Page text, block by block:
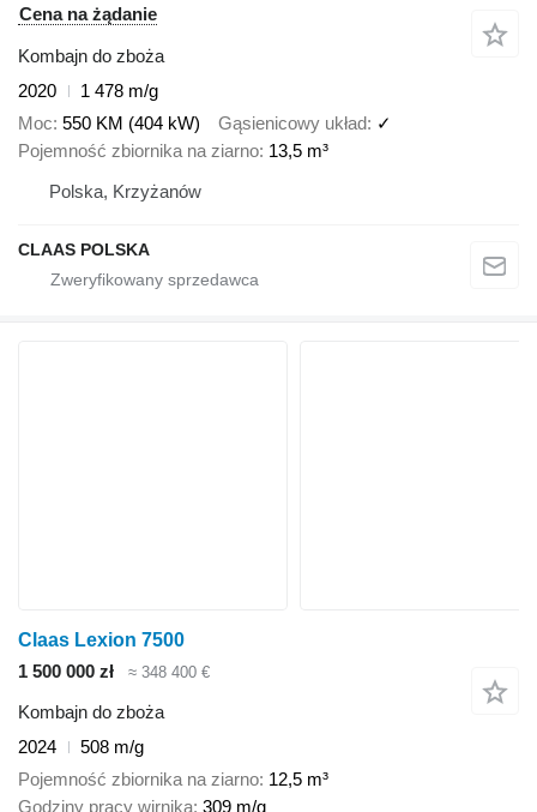
Cena na żądanie
Kombajn do zboża
2020
1 478 m/g
Moc 550 KM (404 kW) Gąsienicowy układ ✓
Pojemność zbiornika na ziarno 13,5 m³
Polska, Krzyżanów
CLAAS POLSKA
Claas Lexion 7500
1 500 000 zł
≈ 348 400 €
Kombajn do zboża
2024
508 m/g
Pojemność zbiornika na ziarno 12,5 m³
Godziny pracy wirnika 309 m/g